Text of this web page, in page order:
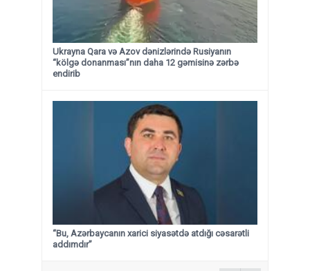
Ukrayna Qara və Azov dənizlərində Rusiyanın
“kölgə donanması”nın daha 12 gəmisinə zərbə
endirib
“Bu, Azərbaycanın xarici siyasətdə atdığı cəsarətli
addımdır”